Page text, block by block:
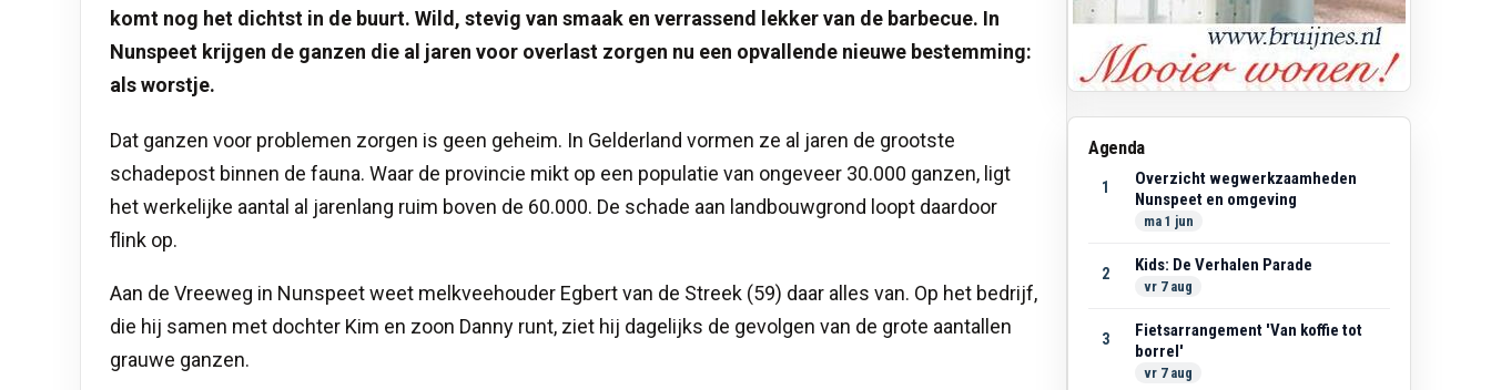
komt nog het dichtst in de buurt. Wild, stevig van smaak en verrassend lekker van de barbecue. In
Nunspeet krijgen de ganzen die al jaren voor overlast zorgen nu een opvallende nieuwe bestemming:
als worstje.
Dat ganzen voor problemen zorgen is geen geheim. In Gelderland vormen ze al jaren de grootste
schadepost binnen de fauna. Waar de provincie mikt op een populatie van ongeveer 30.000 ganzen, ligt
het werkelijke aantal al jarenlang ruim boven de 60.000. De schade aan landbouwgrond loopt daardoor
flink op.
Aan de Vreeweg in Nunspeet weet melkveehouder Egbert van de Streek (59) daar alles van. Op het bedrijf,
die hij samen met dochter Kim en zoon Danny runt, ziet hij dagelijks de gevolgen van de grote aantallen
grauwe ganzen.
Agenda
1
Overzicht wegwerkzaamheden
Nunspeet en omgeving
ma 1 jun
2 Kids: De Verhalen Parade
vr 7 aug
3
Fietsarrangement 'Van koffie tot
borrel'
vr 7 aug